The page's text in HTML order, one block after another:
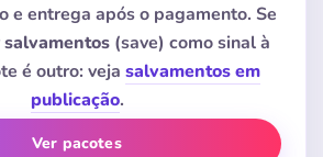
e entrega após o pagamento. Se
salvamentos (save) como sinal à
é outro: veja salvamentos em
publicação.
Ver pacotes